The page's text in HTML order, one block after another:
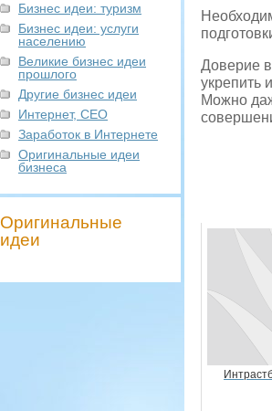
Бизнес идеи: туризм
Бизнес идеи: услуги
населению
Великие бизнес идеи
прошлого
Другие бизнес идеи
Интернет, СЕО
Заработок в Интернете
Оригинальные идеи
бизнеса
Оригинальные
идеи
Доверие
укрепить
Можно